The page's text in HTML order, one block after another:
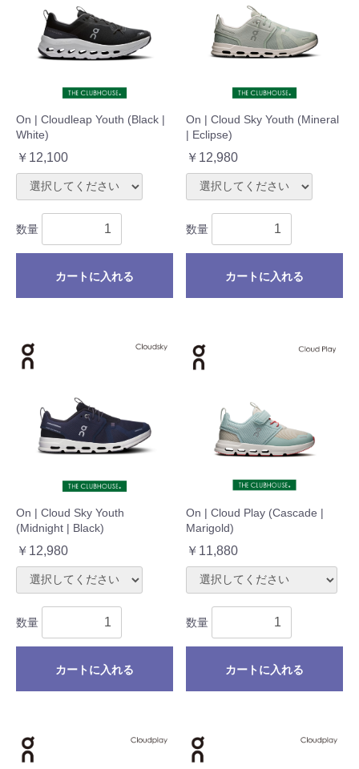
On | Cloudleap Youth (Black |
White)
￥12,100
数量
カートに入れる
On | Cloud Sky Youth (Mineral
| Eclipse)
￥12,980
数量
カートに入れる
On | Cloud Sky Youth
(Midnight | Black)
￥12,980
数量
カートに入れる
On | Cloud Play (Cascade |
Marigold)
￥11,880
数量
カートに入れる